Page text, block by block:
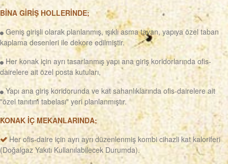
BİNA GİRİŞ HOLLERİNDE;
Geniş girişli olarak planlanmış, ışıklı asma tavan, yapıya özel taban
kaplama desenleri ile dekore edilmiştir.
Her konak için ayrı tasarlanmış yapı ana giriş koridorlarında ofis-
dairelere ait özel posta kutuları,
Yapı ana giriş koridorunda ve kat sahanlıklarında ofis-dairelere ait
"özel tanıtım tabelası" yeri planlanmıştır.
KONAK İÇ MEKANLARINDA;
Her ofis-daire için ayrı ayrı düzenlenmiş kombi cihazli kat kaloriferi
(Doğalgaz Yakıtı Kullanılabilecek Durumda).